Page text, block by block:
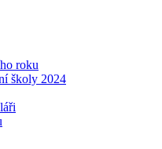
roku
školy 2024